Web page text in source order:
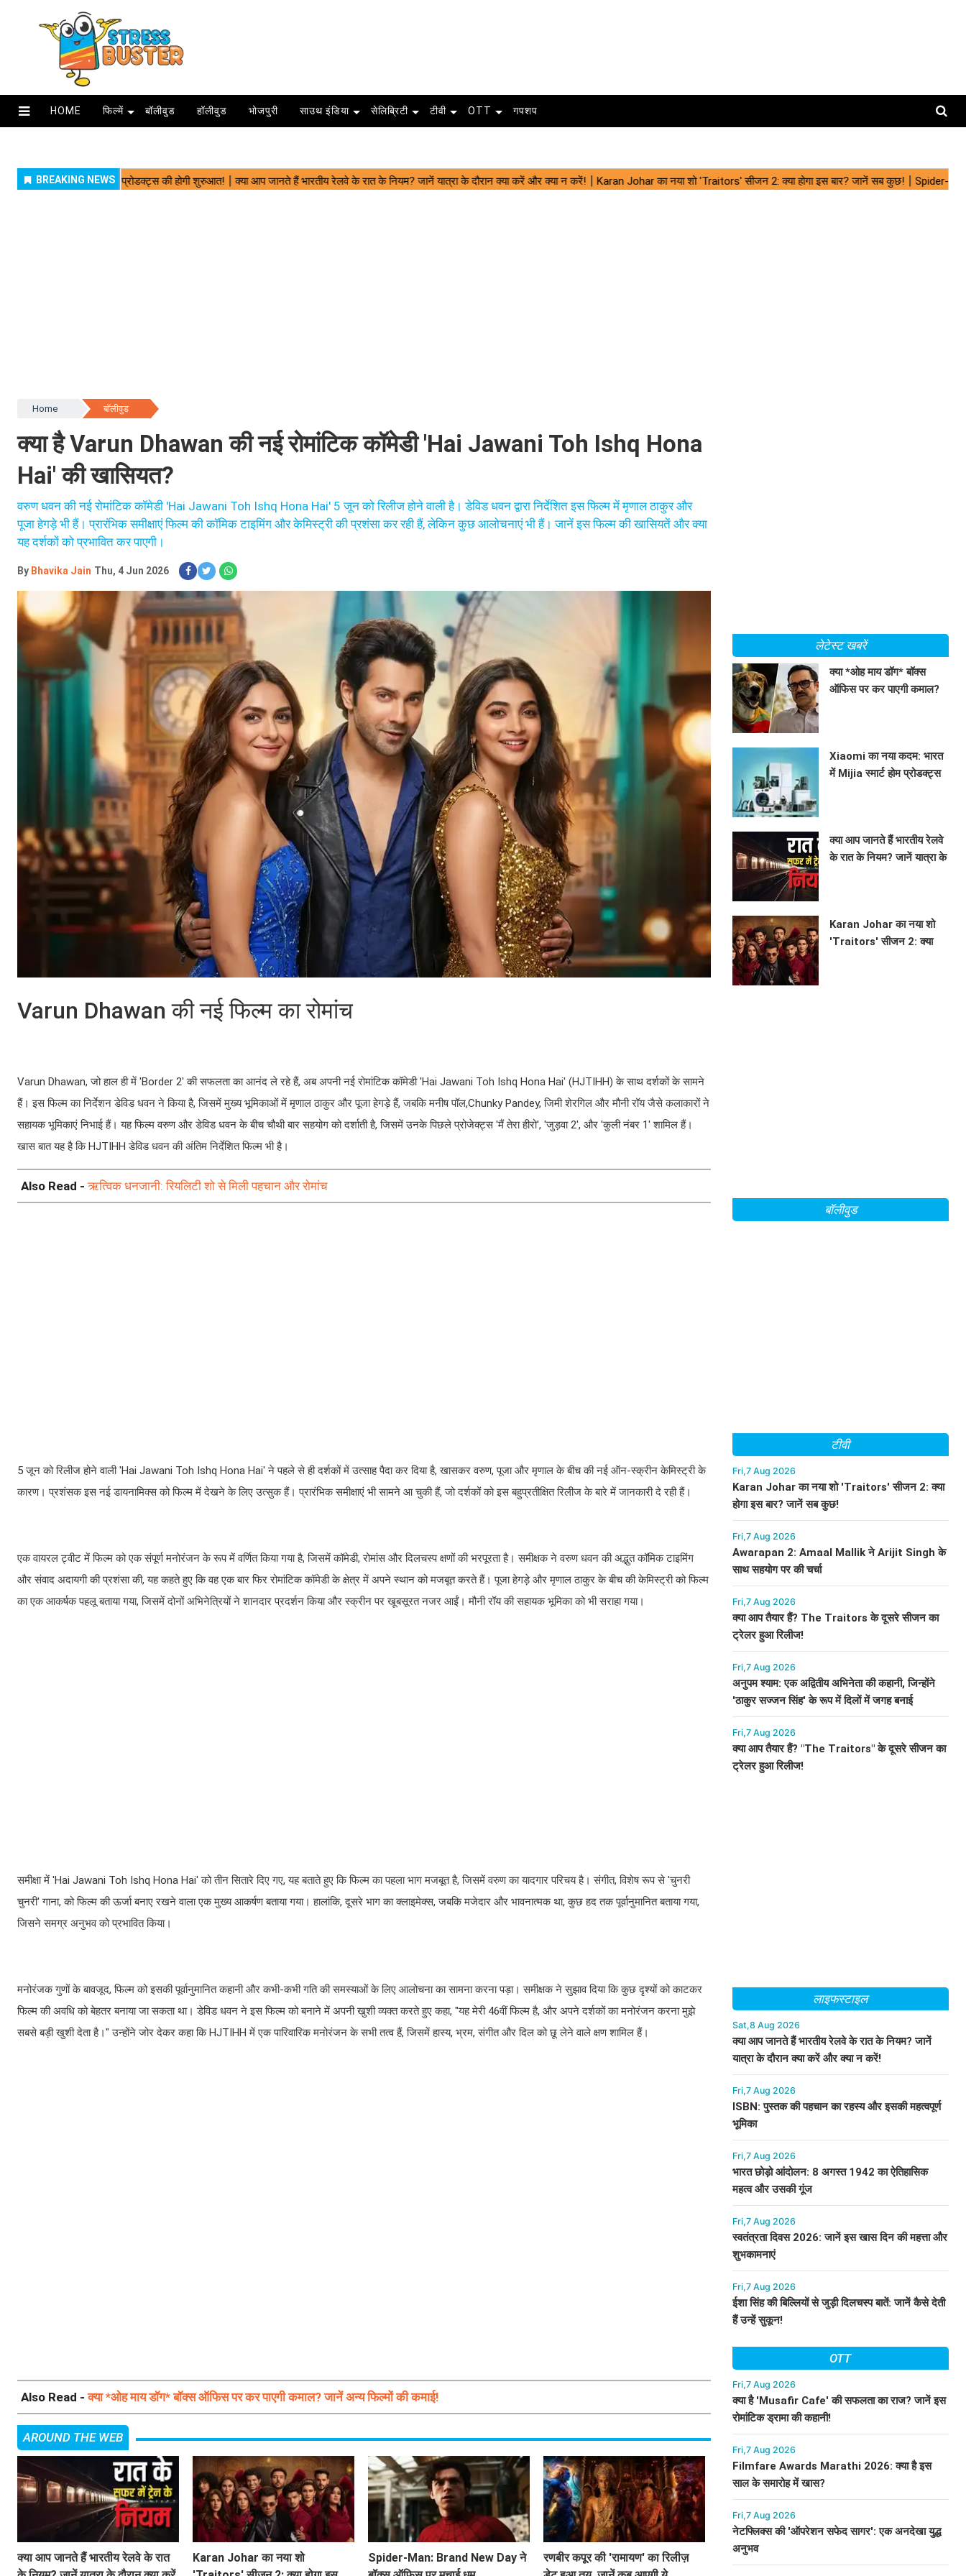
HOME फिल्में बॉलीवुड हॉलीवुड भोजपुरी साउथ इंडिया सेलिब्रिटी टीवी OTT गपशप
Home बॉलीवुड
क्या है Varun Dhawan की नई रोमांटिक कॉमेडी 'Hai Jawani Toh Ishq Hona
Hai' की खासियत?
वरुण धवन की नई रोमांटिक कॉमेडी 'Hai Jawani Toh Ishq Hona Hai' 5 जून को रिलीज होने वाली है। डेविड धवन द्वारा निर्देशित इस फिल्म में मृणाल ठाकुर और
पूजा हेगड़े भी हैं। प्रारंभिक समीक्षाएं फिल्म की कॉमिक टाइमिंग और केमिस्ट्री की प्रशंसा कर रही हैं, लेकिन कुछ आलोचनाएं भी हैं। जानें इस फिल्म की खासियतें और क्या
यह दर्शकों को प्रभावित कर पाएगी।
By Bhavika Jain Thu, 4 Jun 2026
Varun Dhawan की नई फिल्म का रोमांच
Varun Dhawan, जो हाल ही में 'Border 2' की सफलता का आनंद ले रहे हैं, अब अपनी नई रोमांटिक कॉमेडी 'Hai Jawani Toh Ishq Hona Hai' (HJTIHH) के साथ दर्शकों के सामने
हैं। इस फिल्म का निर्देशन डेविड धवन ने किया है, जिसमें मुख्य भूमिकाओं में मृणाल ठाकुर और पूजा हेगड़े हैं, जबकि मनीष पॉल,Chunky Pandey, जिमी शेरगिल और मौनी रॉय जैसे कलाकारों ने
सहायक भूमिकाएं निभाई हैं। यह फिल्म वरुण और डेविड धवन के बीच चौथी बार सहयोग को दर्शाती है, जिसमें उनके पिछले प्रोजेक्ट्स 'मैं तेरा हीरो', 'जुड़वा 2', और 'कुली नंबर 1' शामिल हैं।
खास बात यह है कि HJTIHH डेविड धवन की अंतिम निर्देशित फिल्म भी है।
Also Read -ऋत्विक धनजानी: रियलिटी शो से मिली पहचान और रोमांच
5 जून को रिलीज होने वाली 'Hai Jawani Toh Ishq Hona Hai' ने पहले से ही दर्शकों में उत्साह पैदा कर दिया है, खासकर वरुण, पूजा और मृणाल के बीच की नई ऑन-स्क्रीन केमिस्ट्री के
कारण। प्रशंसक इस नई डायनामिक्स को फिल्म में देखने के लिए उत्सुक हैं। प्रारंभिक समीक्षाएं भी सामने आ चुकी हैं, जो दर्शकों को इस बहुप्रतीक्षित रिलीज के बारे में जानकारी दे रही हैं।
एक वायरल ट्वीट में फिल्म को एक संपूर्ण मनोरंजन के रूप में वर्णित किया गया है, जिसमें कॉमेडी, रोमांस और दिलचस्प क्षणों की भरपूरता है। समीक्षक ने वरुण धवन की अद्भुत कॉमिक टाइमिंग
और संवाद अदायगी की प्रशंसा की, यह कहते हुए कि वह एक बार फिर रोमांटिक कॉमेडी के क्षेत्र में अपने स्थान को मजबूत करते हैं। पूजा हेगड़े और मृणाल ठाकुर के बीच की केमिस्ट्री को फिल्म
का एक आकर्षक पहलू बताया गया, जिसमें दोनों अभिनेत्रियों ने शानदार प्रदर्शन किया और स्क्रीन पर खूबसूरत नजर आईं। मौनी रॉय की सहायक भूमिका को भी सराहा गया।
समीक्षा में 'Hai Jawani Toh Ishq Hona Hai' को तीन सितारे दिए गए, यह बताते हुए कि फिल्म का पहला भाग मजबूत है, जिसमें वरुण का यादगार परिचय है। संगीत, विशेष रूप से 'चुनरी
चुनरी' गाना, को फिल्म की ऊर्जा बनाए रखने वाला एक मुख्य आकर्षण बताया गया। हालांकि, दूसरे भाग का क्लाइमेक्स, जबकि मजेदार और भावनात्मक था, कुछ हद तक पूर्वानुमानित बताया गया,
जिसने समग्र अनुभव को प्रभावित किया।
मनोरंजक गुणों के बावजूद, फिल्म को इसकी पूर्वानुमानित कहानी और कभी-कभी गति की समस्याओं के लिए आलोचना का सामना करना पड़ा। समीक्षक ने सुझाव दिया कि कुछ दृश्यों को काटकर
फिल्म की अवधि को बेहतर बनाया जा सकता था। डेविड धवन ने इस फिल्म को बनाने में अपनी खुशी व्यक्त करते हुए कहा, "यह मेरी 46वीं फिल्म है, और अपने दर्शकों का मनोरंजन करना मुझे
सबसे बड़ी खुशी देता है।" उन्होंने जोर देकर कहा कि HJTIHH में एक पारिवारिक मनोरंजन के सभी तत्व हैं, जिसमें हास्य, भ्रम, संगीत और दिल को छू लेने वाले क्षण शामिल हैं।
Also Read -क्या *ओह माय डॉग* बॉक्स ऑफिस पर कर पाएगी कमाल? जानें अन्य फिल्मों की कमाई!
AROUND THE WEB
क्या आप जानते हैं भारतीय रेलवे के रात
Karan Johar का नया शो
Spider-Man: Brand New Day ने
रणबीर कपूर की 'रामायण' का रिलीज़
लेटेस्ट खबरें
क्या *ओह माय डॉग* बॉक्स
ऑफिस पर कर पाएगी कमाल?
Xiaomi का नया कदम: भारत
में Mijia स्मार्ट होम प्रोडक्ट्स
क्या आप जानते हैं भारतीय रेलवे
के रात के नियम? जानें यात्रा के
Karan Johar का नया शो
'Traitors' सीजन 2: क्या
बॉलीवुड
टीवी
Fri,7 Aug 2026
Karan Johar का नया शो 'Traitors' सीजन 2: क्या
होगा इस बार? जानें सब कुछ!
Fri,7 Aug 2026
Awarapan 2: Amaal Mallik ने Arijit Singh के
साथ सहयोग पर की चर्चा
Fri,7 Aug 2026
क्या आप तैयार हैं? The Traitors के दूसरे सीजन का
ट्रेलर हुआ रिलीज!
Fri,7 Aug 2026
अनुपम श्याम: एक अद्वितीय अभिनेता की कहानी, जिन्होंने
'ठाकुर सज्जन सिंह' के रूप में दिलों में जगह बनाई
Fri,7 Aug 2026
क्या आप तैयार हैं? "The Traitors" के दूसरे सीजन का
ट्रेलर हुआ रिलीज!
लाइफस्टाइल
Sat,8 Aug 2026
क्या आप जानते हैं भारतीय रेलवे के रात के नियम? जानें
यात्रा के दौरान क्या करें और क्या न करें!
Fri,7 Aug 2026
ISBN: पुस्तक की पहचान का रहस्य और इसकी महत्वपूर्ण
भूमिका
Fri,7 Aug 2026
भारत छोड़ो आंदोलन: 8 अगस्त 1942 का ऐतिहासिक
महत्व और उसकी गूंज
Fri,7 Aug 2026
स्वतंत्रता दिवस 2026: जानें इस खास दिन की महत्ता और
शुभकामनाएं
Fri,7 Aug 2026
ईशा सिंह की बिल्लियों से जुड़ी दिलचस्प बातें: जानें कैसे देती
हैं उन्हें सुकून!
OTT
Fri,7 Aug 2026
क्या है 'Musafir Cafe' की सफलता का राज? जानें इस
रोमांटिक ड्रामा की कहानी!
Fri,7 Aug 2026
Filmfare Awards Marathi 2026: क्या है इस
साल के समारोह में खास?
Fri,7 Aug 2026
नेटफ्लिक्स की 'ऑपरेशन सफेद सागर': एक अनदेखा युद्ध
अनुभव